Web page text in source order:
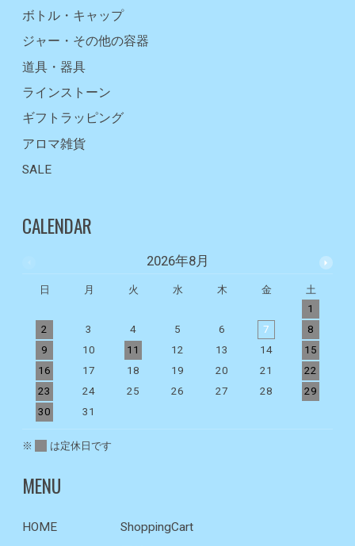
ボトル・キャップ
ジャー・その他の容器
道具・器具
ラインストーン
ギフトラッピング
アロマ雑貨
SALE
CALENDAR
2026年8月
日 月 火 水 木 金
土
1
2
3 4 5 6 7
8
9
10 11 12 13 14
15
16
17 18 19 20 21
22
23
24 25 26 27 28
29
30
31
※ は定休日です
MENU
HOME
ShoppingCart